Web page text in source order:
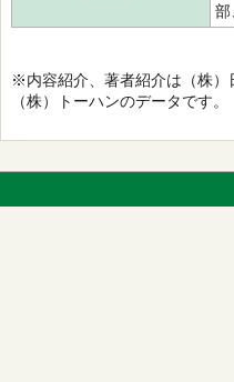
部
※内容紹介、著者紹介は（株）
（株）トーハンのデータです。